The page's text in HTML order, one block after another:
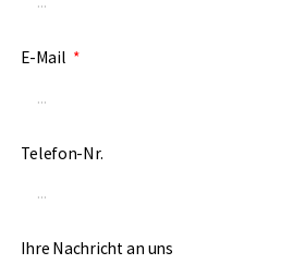
E-Mail
Telefon-Nr.
Ihre Nachricht an uns